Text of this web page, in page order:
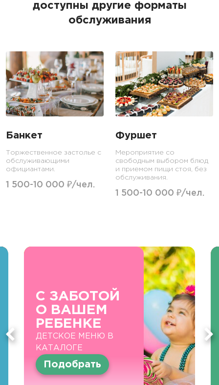
доступны другие форматы
обслуживания
Банкет
Торжественное застолье с
обслуживающими
официантами.
1 500-10 000 ₽/чел.
Фуршет
Мероприятие со
свободным выбором блюд
и приемом пищи стоя, без
обслуживания.
1 500-10 000 ₽/чел.
С ЗАБОТОЙ
О ВАШЕМ
РЕБЕНКЕ
ДЕТСКОЕ МЕНЮ В
КАТАЛОГЕ
Подобрать